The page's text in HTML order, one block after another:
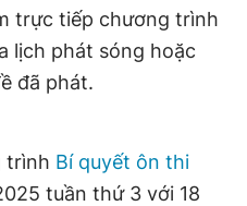
trực tiếp chương trình
lịch phát sóng hoặc
đã phát.
trình Bí quyết ôn thi
tuần thứ 3 với 18